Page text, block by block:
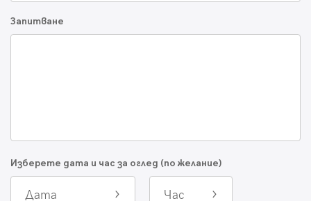
Запитване
Изберете дата и час за оглед (по желание)
Дата Час